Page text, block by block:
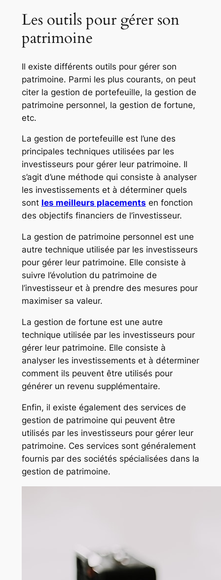
Les outils pour gérer son
patrimoine
Il existe différents outils pour gérer son
patrimoine. Parmi les plus courants, on peut
citer la gestion de portefeuille, la gestion de
patrimoine personnel, la gestion de fortune,
etc.
La gestion de portefeuille est l’une des
principales techniques utilisées par les
investisseurs pour gérer leur patrimoine. Il
s’agit d’une méthode qui consiste à analyser
les investissements et à déterminer quels
sont les meilleurs placements en fonction
des objectifs financiers de l’investisseur.
La gestion de patrimoine personnel est une
autre technique utilisée par les investisseurs
pour gérer leur patrimoine. Elle consiste à
suivre l’évolution du patrimoine de
l’investisseur et à prendre des mesures pour
maximiser sa valeur.
La gestion de fortune est une autre
technique utilisée par les investisseurs pour
gérer leur patrimoine. Elle consiste à
analyser les investissements et à déterminer
comment ils peuvent être utilisés pour
générer un revenu supplémentaire.
Enfin, il existe également des services de
gestion de patrimoine qui peuvent être
utilisés par les investisseurs pour gérer leur
patrimoine. Ces services sont généralement
fournis par des sociétés spécialisées dans la
gestion de patrimoine.